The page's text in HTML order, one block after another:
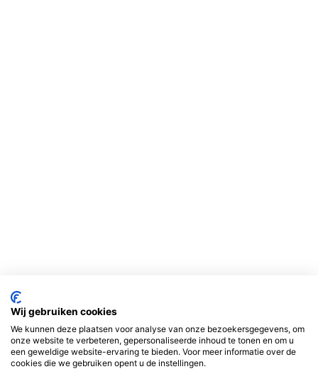
Wij gebruiken cookies
We kunnen deze plaatsen voor analyse van onze bezoekersgegevens, om
onze website te verbeteren, gepersonaliseerde inhoud te tonen en om u
een geweldige website-ervaring te bieden. Voor meer informatie over de
cookies die we gebruiken opent u de instellingen.